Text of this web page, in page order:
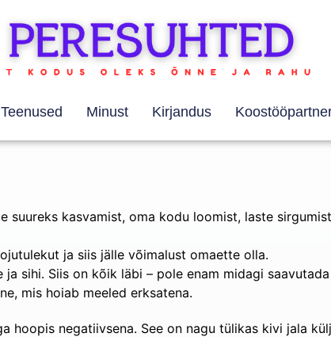
Teenused Minust Kirjandus
suureks kasvamist, oma kodu loomist, laste
ja siis jälle võimalust omaette olla.
sihi. Siis on kõik läbi – pole enam midagi
mis hoiab meeled erksatena.
hoopis negatiivsena. See on nagu tülikas kivi jala